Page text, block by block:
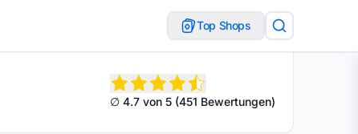
Top Shops
∅ 4.7 von 5 (451 Bewertungen)